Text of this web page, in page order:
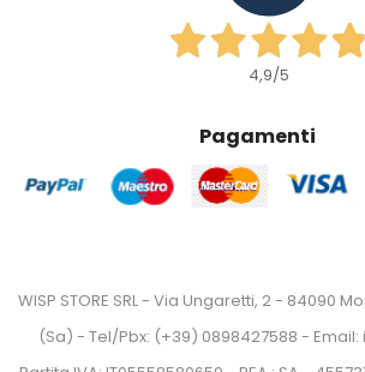
4,9/5
Pagamenti
WISP STORE SRL - Via Ungaretti, 2 - 84090
(Sa) - Tel/Pbx: (+39) 0898427588 -